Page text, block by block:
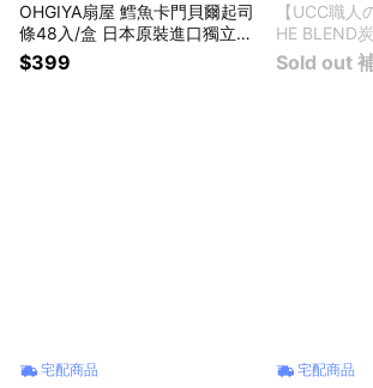
OHGIYA扇屋 鱈魚卡門貝爾起司
條48入/盒 日本原裝進口獨立包
裝起司零食條乳酪條起司棒魚板
起司條兒童零食辦公室零嘴低熱
$399
【UCC職
HE BLEND
日本原裝進
溶冰美式黑
Sold out
宅配商品 宅配商品